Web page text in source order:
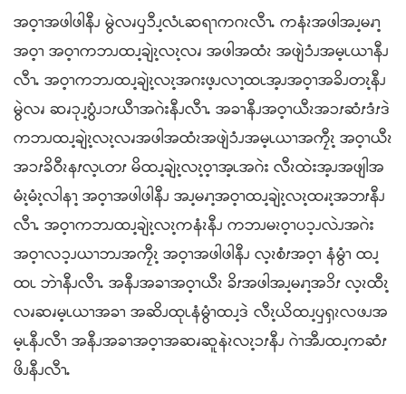
အဝ့ၫအဖါဖါနီၪ မွဲလၧၦၥီၪ့လံၬဆရၫကဂၩလီၫႉ ကနံၩအဖါအၪ့မၧၫ့
အဝ့ၫ အဝ့ၫကဘၪထၪ့ချဲၩ့လၩ့လၧ အဖါအထံၩ အဖျဲၥံၪအမ့ၬယၫနီၪ
လီၫႉ အဝ့ၫကဘၪထၪ့ချဲၩ့လၩ့အဂးဖ့ၪလၫ့ထၬအ့ၪအဝ့ၫအခိၪတၩ့နီၪ
မွဲလၧ ဆၧၥုၪ့ဎွံၪၥၭယီၫအဂဲးနီၪလီၫႉ အခၫနီၪအဝ့ၫယီၩအၥၭဆံၭဒံၭဒဲ
ကဘၪထၪ့ချဲၩ့လၩ့လၧအဖါအထံၩအဖျဲၥံၪအမ့ၬယၫအကၠီၩ့ အဝ့ၫယီၩ
အၥၭခိဝီၩနၭလ့ၬတၭ မိထၪ့ချဲၩ့လၩ့ဝ့ၫအ့ၬအဂဲး လီၩထဲးအ့ၪအဖျါအ
မံၩ့မံၩ့လါနၫ့ အဝ့ၫအဖါဖါနီၪ အၪ့မၧၫ့အဝ့ၫထၪ့ချဲၩ့လၩ့ထၧၩ့အဘၭနီၪ
လီၫႉ အဝ့ၫကဘၪထၪ့ချဲၩ့လၩ့ကနံၩနီၪ ကဘၪမၩဝ့ၫပၥ့ၪလဲၪအဂဲး
အဝ့ၫလၥ့ၪယၫဘၪအကၠီၩ့ အဝ့ၫအဖါဖါနီၪ လ့ၩစံၭအဝ့ၫ နံမွံၫ ထၪ့
ထၬ ဘဲၫနီၪလီၫႉ အနီၪအခၫအဝ့ၫယီၩ ခိၭအဖါအၪ့မၧၫ့အၥိၭ လ့ၩထီၩ့
လၧဆၧမ့ၬယၫအခၫ အဆိၪထုၬနံမွံၫထၪ့ဒဲ လီၩ့ယိထၪ့ၦၡၩလဖၪအ
မ့ၬနီၪလီၫ အနီၪအခၫအဝ့ၫအဆၧဆူနဲၩလၩ့ၥၭနီၪ ဂဲၫအီၪထၪ့ကဆံၭ
ဖိၪနီၪလီၫႉ